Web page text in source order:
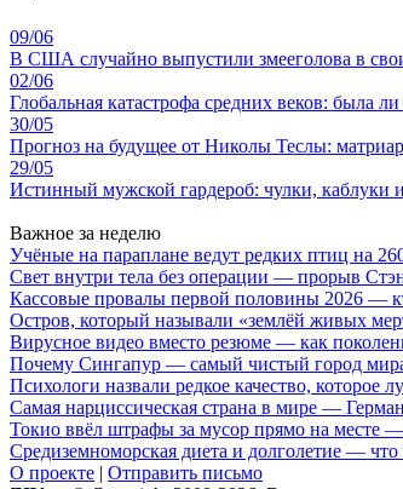
09/06
В США случайно выпустили змееголова в
02/06
Глобальная катастрофа средних веков: была
30/05
Прогноз на будущее от Николы Теслы:
29/05
Истинный мужской гардероб: чулки, каблуки
Важное за неделю
Учёные на параплане ведут редких птиц на
Свет внутри тела без операции — прорыв
Кассовые провалы первой половины 2026 —
Остров, который называли «землёй живых
Вирусное видео вместо резюме — как
Почему Сингапур — самый чистый город мира
Психологи назвали редкое качество, которое
Самая нарциссическая страна в мире —
Токио ввёл штрафы за мусор прямо на месте
Средиземноморская диета и долголетие — что
О проекте | Отправить письмо